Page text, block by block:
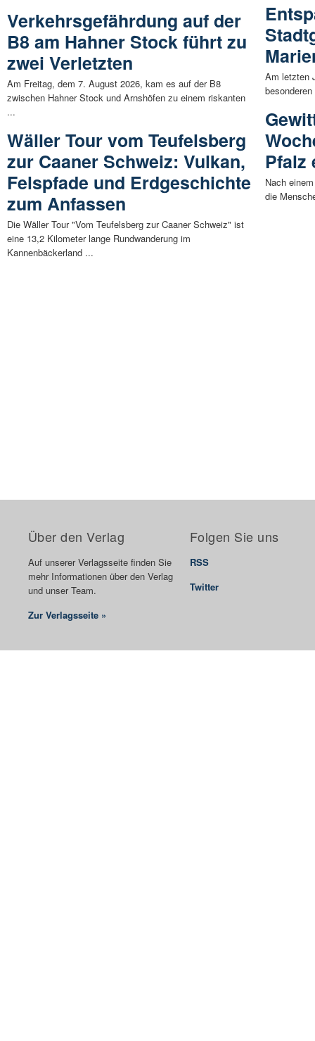
Verkehrsgefährdung auf der
B8 am Hahner Stock führt zu
zwei Verletzten
Am Freitag, dem 7. August 2026, kam es auf der B8
zwischen Hahner Stock und Arnshöfen zu einem riskanten
...
Wäller Tour vom Teufelsberg
zur Caaner Schweiz: Vulkan,
Felspfade und Erdgeschichte
zum Anfassen
Die Wäller Tour "Vom Teufelsberg zur Caaner Schweiz" ist
eine 13,2 Kilometer lange Rundwanderung im
Kannenbäckerland ...
Am letzten
Pfalz
Nach
die
Über den Verlag
Auf unserer Verlagsseite finden Sie
mehr Informationen über den Verlag
und unser Team.
Zur Verlagsseite »
Folgen Sie uns
RSS
Twitter